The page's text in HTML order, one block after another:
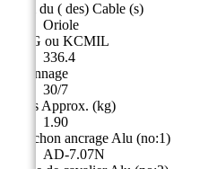
Nom du ( des) Cable (s)
Oriole
AWG ou KCMIL
336.4
Toronnage
30/7
Poids Approx. (kg)
1.90
Manchon ancrage Alu (no:1)
AD-7.07N